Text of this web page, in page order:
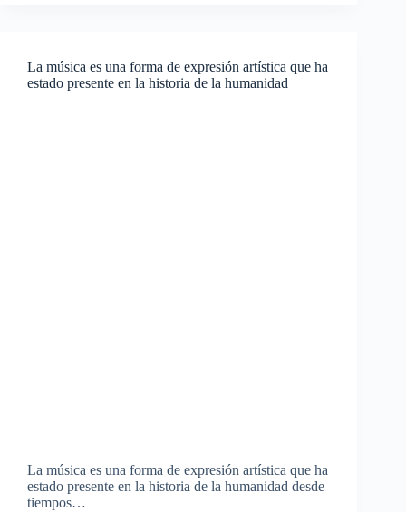
La música es una forma de expresión artística que ha
estado presente en la historia de la humanidad
La música es una forma de expresión artística que ha
estado presente en la historia de la humanidad desde
tiempos…